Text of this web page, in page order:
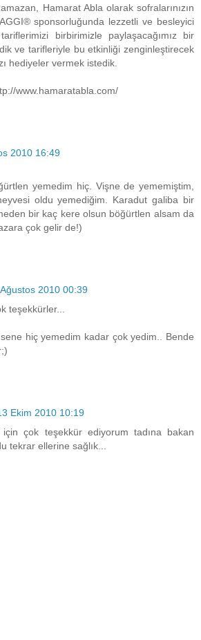
Hamarat Abla olarak sofralarınızın
sponsorluğunda lezzetli ve besleyici
birbirimizle paylaşacağımız bir
ve tarifleriyle bu etkinliği zenginleştirecek
hediyeler vermek istedik.
www.hamaratabla.com/
2010 16:49
yemedim hiç. Vişne de yememiştim,
oldu yemediğim. Karadut galiba bir
bir kaç kere olsun böğürtlen alsam da
çok gelir de!)
2010 00:39
teşekkürler...
hiç yemedim kadar çok yedim.. Bende
Ekim 2010 10:19
için çok teşekkür ediyorum tadına bakan
tekrar ellerine sağlık...